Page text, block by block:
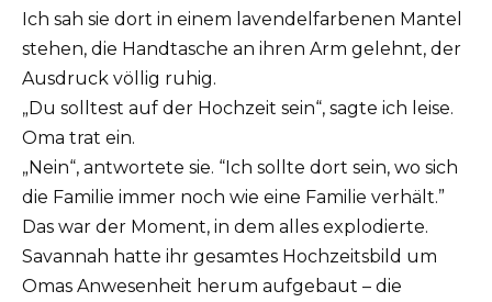
Ich sah sie dort in einem lavendelfarbenen Mantel
stehen, die Handtasche an ihren Arm gelehnt, der
Ausdruck völlig ruhig.
„Du solltest auf der Hochzeit sein“, sagte ich leise.
Oma trat ein.
„Nein“, antwortete sie. “Ich sollte dort sein, wo sich
die Familie immer noch wie eine Familie verhält.”
Das war der Moment, in dem alles explodierte.
Savannah hatte ihr gesamtes Hochzeitsbild um
Omas Anwesenheit herum aufgebaut – die